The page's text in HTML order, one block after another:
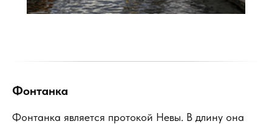
Фонтанка
Фонтанка является протокой Невы. В длину она